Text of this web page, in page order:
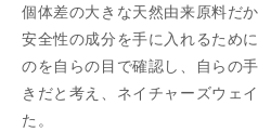
個体差の大きな天然由来原料だ
安全性の成分を手に入れるため
のを自らの⽬で確認し、自らの
きだと考え、ネイチャーズウェ
た。